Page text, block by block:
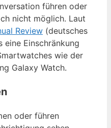
führen oder
nicht möglich. Laut
Review (deutsches
Einschränkung
wie der
Galaxy Watch.
oder führen